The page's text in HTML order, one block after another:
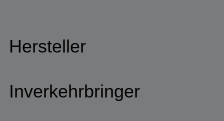
Hersteller
Inverkehrbringer